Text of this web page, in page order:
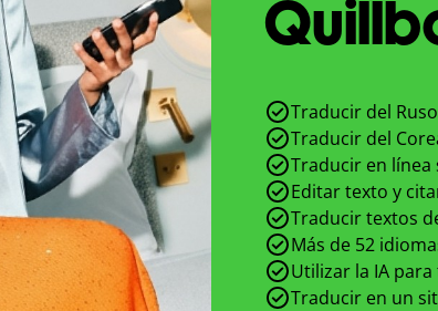
Traducir del
Traducir del
Traducir en línea
Editar texto y
Traducir textos
Más de 52
Utilizar la IA
Traducir en un